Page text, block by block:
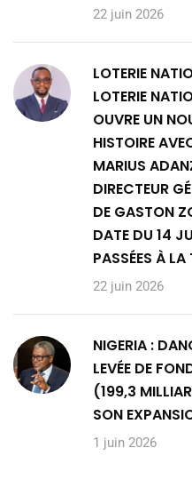
22 juin 2026
LOTERIE
LOTERIE
OUVRE UN
HISTOIRE
MARIUS
DIRECTEUR
DE GASTON
DATE DU 14
PASSÉES À LA
22 juin 2026
NIGERIA :
LEVÉE DE
(199,3
SON
1 juin 2026